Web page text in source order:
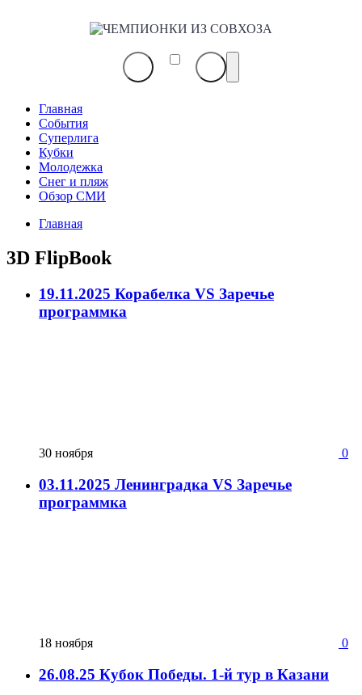
ЧЕМПИОНКИ
СОВХОЗА
Главная
События
Суперлига
Кубки
Молодежка
Снег и пляж
Обзор СМИ
Главная
3D FlipBook
19.11.2025 Корабелка VS Заречье
программка
30 ноября 0
03.11.2025 Ленинградка VS Заречье
программка
18 ноября 0
26.08.25 Кубок Победы. 1-й тур в Казани